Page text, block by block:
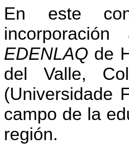
En este
EDENLAQ de
del Valle,
(Universidade
campo de la
región.